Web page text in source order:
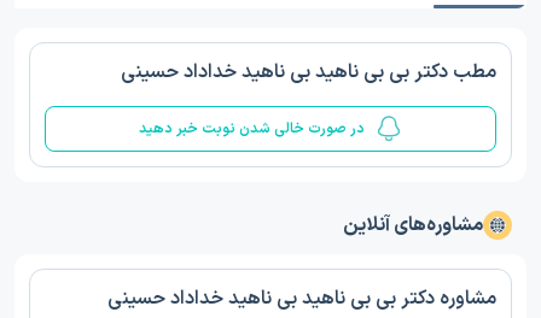
مطب دکتر بی بی ناهید بی ناهید خداداد حسینی
در صورت خالی شدن نوبت خبر دهید
مشاوره‌های آنلاین
مشاوره دکتر بی بی ناهید بی ناهید خداداد حسینی